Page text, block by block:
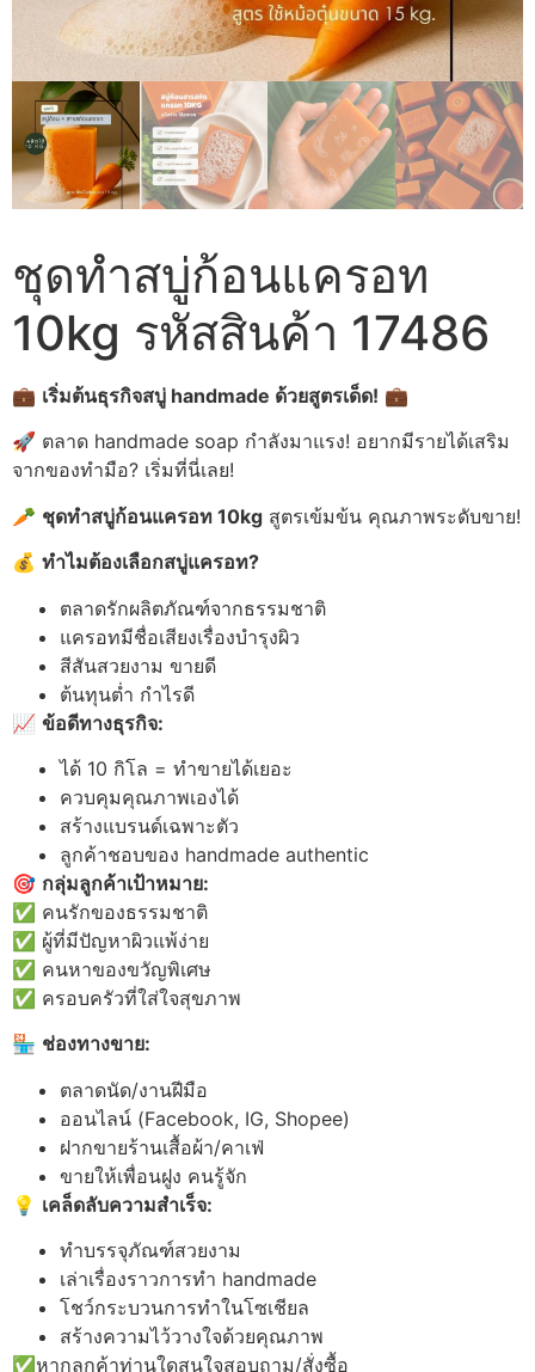
ชุดทำสบู่ก้อนแครอท
10kg รหัสสินค้า 17486
💼 เริ่มต้นธุรกิจสบู่ handmade ด้วยสูตรเด็ด! 💼
🚀 ตลาด handmade soap กำลังมาแรง! อยากมีรายได้เสริม
จากของทำมือ? เริ่มที่นี่เลย!
🥕 ชุดทำสบู่ก้อนแครอท 10kg สูตรเข้มข้น คุณภาพระดับขาย!
💰 ทำไมต้องเลือกสบู่แครอท?
ตลาดรักผลิตภัณฑ์จากธรรมชาติ
แครอทมีชื่อเสียงเรื่องบำรุงผิว
สีสันสวยงาม ขายดี
ต้นทุนต่ำ กำไรดี
📈 ข้อดีทางธุรกิจ:
ได้ 10 กิโล = ทำขายได้เยอะ
ควบคุมคุณภาพเองได้
สร้างแบรนด์เฉพาะตัว
ลูกค้าชอบของ handmade authentic
🎯 กลุ่มลูกค้าเป้าหมาย:
✅ คนรักของธรรมชาติ
✅ ผู้ที่มีปัญหาผิวแพ้ง่าย
✅ คนหาของขวัญพิเศษ
✅ ครอบครัวที่ใส่ใจสุขภาพ
🏪 ช่องทางขาย:
ตลาดนัด/งานฝีมือ
ออนไลน์ (Facebook, IG, Shopee)
ฝากขายร้านเสื้อผ้า/คาเฟ่
ขายให้เพื่อนฝูง คนรู้จัก
💡 เคล็ดลับความสำเร็จ:
ทำบรรจุภัณฑ์สวยงาม
เล่าเรื่องราวการทำ handmade
โชว์กระบวนการทำในโซเชียล
สร้างความไว้วางใจด้วยคุณภาพ
✅หากลูกค้าท่านใดสนใจสอบถาม/สั่งซื้อ